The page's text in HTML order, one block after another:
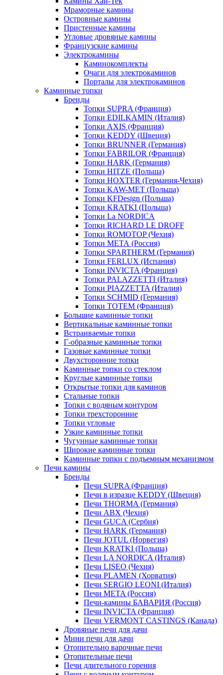
Мраморные камины
Островные камины
Пристенные камины
Угловые дровяные камины
Французские камины
Электрокамины
Каминокомплекты
Очаги для электрокаминов
Порталы для электрокаминов
Каминные топки
Бренды
Топки SUPRA (Франция)
Топки EDILKAMIN (Италия)
Топки AXIS (Франция)
Топки KEDDY (Швеция)
Топки BRUNNER (Германия)
Топки FABRILOR (Франция)
Топки HARK (Германия)
Топки HITZE (Польша)
Топки HOXTER (Германия-Чехия)
Топки KAW-MET (Польша)
Топки KFDesign (Польша)
Топки KRATKI (Польша)
Топки La NORDICA
Топки RICHARD LE DROFF
Топки ROMOTOP (Чехия)
Топки МЕТА (Россия)
Топки SPARTHERM (Германия)
Топки FERLUX (Испания)
Топки INVICTA (Франция)
Топки PALAZZETTI (Италия)
Топки PIAZZETTA (Италия)
Топки SCHMID (Германия)
Топки TOTEM (Франция)
Большие каминные топки
Вертикальные каминные топки
Встраиваемые топки
Г-образные каминные топки
Газовые каминные топки
Двухсторонние топки
Каминные топки со стеклом
Круглые каминные топки
Открытые топки для каминов
Стальные топки
Топки с водяным контуром
Топки трехсторонние
Топки угловые
Узкие каминные топки
Чугунные каминные топки
Широкие каминные топки
Каминные топки с подъемным механизмом
Печи камины
Бренды
Печи SUPRA (Франция)
Печи в изразце KEDDY (Швеция)
Печи THORMA (Германия)
Печи ABX (Чехия)
Печи GUCA (Сербия)
Печи HARK (Германия)
Печи JOTUL (Норвегия)
Печи KRATKI (Польша)
Печи LA NORDICA (Италия)
Печи LISEO (Чехия)
Печи PLAMEN (Хорватия)
Печи SERGIO LEONI (Италия)
Печи META (Россия)
Печи-камины БАВАРИЯ (Россия)
Печи INVICTA (Франция)
Печи VERMONT CASTINGS (Канада)
Дровяные печи для дачи
Мини печи для дачи
Отопительно варочные печи
Отопительные печи
Печи длительного горения